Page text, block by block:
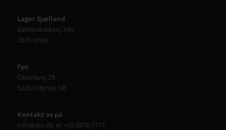
Lager Sjælland
Baldersbækvej 24b
2635 Ishøj
Fyn
Cikorievej 28
5220 Odense SØ
Kontakt os på
info@avc.dk el. +45 8870 7171